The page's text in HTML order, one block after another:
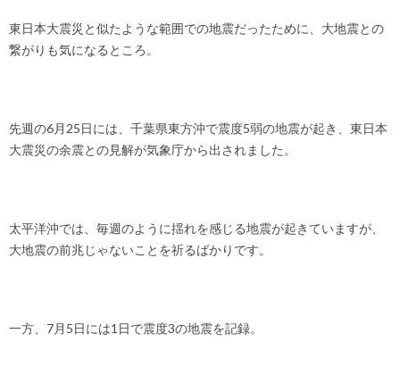
東日本大震災と似たような範囲での地震だったために、大地震との
繋がりも気になるところ。
先週の6月25日には、千葉県東方沖で震度5弱の地震が起き、東日本
大震災の余震との見解が気象庁から出されました。
太平洋沖では、毎週のように揺れを感じる地震が起きていますが、
大地震の前兆じゃないことを祈るばかりです。
一方、7月5日には1日で震度3の地震を記録。